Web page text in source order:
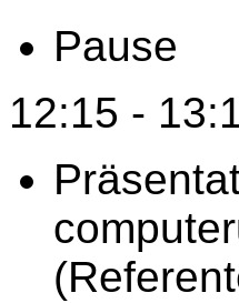
Pause
12:15 -